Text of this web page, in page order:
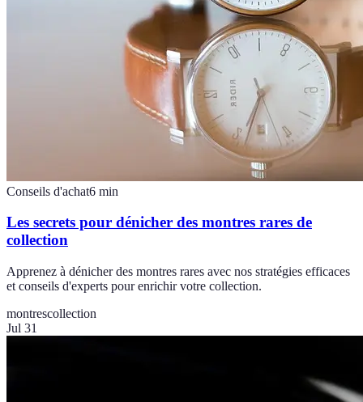
Conseils d'achat6 min
Les secrets pour dénicher des montres rares de
collection
Apprenez à dénicher des montres rares avec nos stratégies efficaces
et conseils d'experts pour enrichir votre collection.
montrescollection
Jul 31